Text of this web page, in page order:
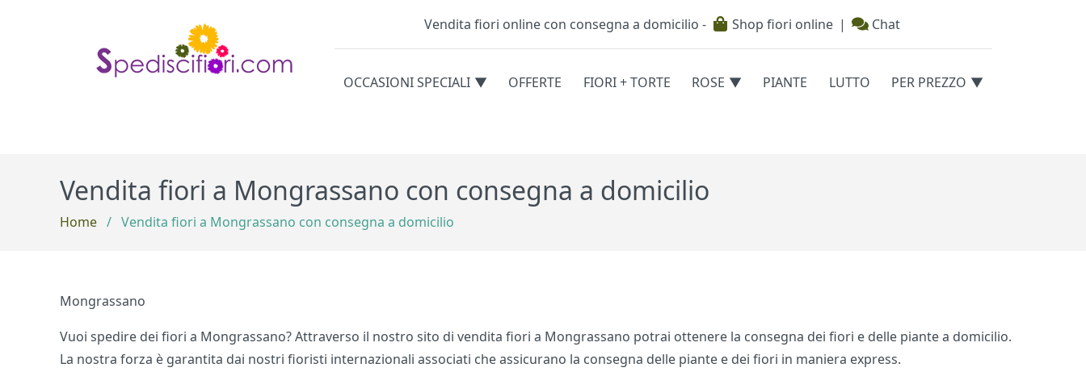
Testata
Vendita fiori online con consegna a domicilio - Shop fiori online | Chat
Categorie
OCCASIONI SPECIALI OFFERTE FIORI + TORTE ROSE PIANTE LUTTO PER PREZZO
Vendita fiori a Mongrassano con consegna a domicilio
Home / Vendita fiori a Mongrassano con consegna a domicilio
Mongrassano
Vuoi spedire dei fiori a Mongrassano? Attraverso il nostro sito di vendita fiori a Mongrassano potrai ottenere la consegna dei fiori e delle piante a domicilio.
La nostra forza è garantita dai nostri fioristi internazionali associati che assicurano la consegna delle piante e dei fiori in maniera express.